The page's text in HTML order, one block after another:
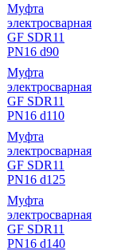
Муфта
электросварная
GF SDR11
PN16 d90
Муфта
электросварная
GF SDR11
PN16 d110
Муфта
электросварная
GF SDR11
PN16 d125
Муфта
электросварная
GF SDR11
PN16 d140